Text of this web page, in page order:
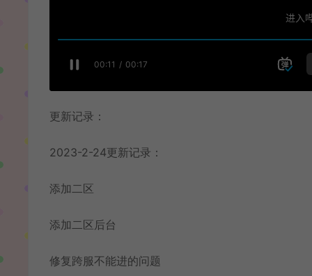
更新记录：
2023-2-24更新记录：
添加二区
添加二区后台
修复跨服不能进的问题